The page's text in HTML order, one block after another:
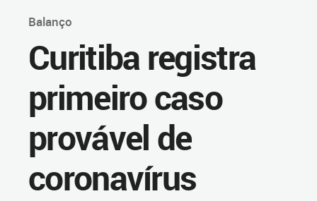
Balanço
Curitiba registra
primeiro caso
provável de
coronavírus